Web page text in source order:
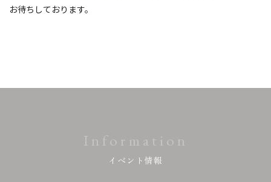
お待ちしております。
Information
イベント情報